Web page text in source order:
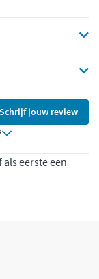
Schrijf jouw review
eerste een